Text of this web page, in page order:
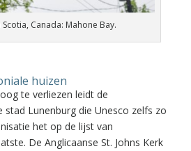
Canada: Mahone Bay.
huizen
te verliezen leidt de
Lunenburg die Unesco zelfs zo
het op de lijst van
De Anglicaanse St. Johns Kerk